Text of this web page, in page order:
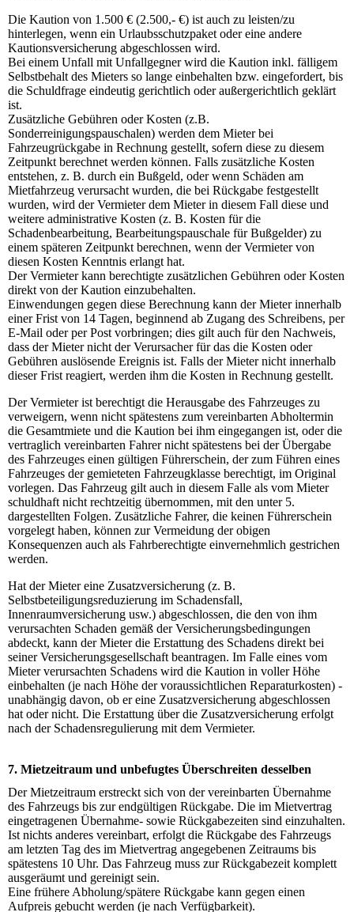
Die Kaution von 1.500 € (2.500,- €) ist auch zu leisten/zu
hinterlegen, wenn ein Urlaubsschutzpaket oder eine andere
Kautionsversicherung abgeschlossen wird.
Bei einem Unfall mit Unfallgegner wird die Kaution inkl. fälligem
Selbstbehalt des Mieters so lange einbehalten bzw. eingefordert, bis
die Schuldfrage eindeutig gerichtlich oder außergerichtlich geklärt
ist.
Zusätzliche Gebühren oder Kosten (z.B.
Sonderreinigungspauschalen) werden dem Mieter bei
Fahrzeugrückgabe in Rechnung gestellt, sofern diese zu diesem
Zeitpunkt berechnet werden können. Falls zusätzliche Kosten
entstehen, z. B. durch ein Bußgeld, oder wenn Schäden am
Mietfahrzeug verursacht wurden, die bei Rückgabe festgestellt
wurden, wird der Vermieter dem Mieter in diesem Fall diese und
weitere administrative Kosten (z. B. Kosten für die
Schadenbearbeitung, Bearbeitungspauschale für Bußgelder) zu
einem späteren Zeitpunkt berechnen, wenn der Vermieter von
diesen Kosten Kenntnis erlangt hat.
Der Vermieter kann berechtigte zusätzlichen Gebühren oder Kosten
direkt von der Kaution einzubehalten.
Einwendungen gegen diese Berechnung kann der Mieter innerhalb
einer Frist von 14 Tagen, beginnend ab Zugang des Schreibens, per
E-Mail oder per Post vorbringen; dies gilt auch für den Nachweis,
dass der Mieter nicht der Verursacher für das die Kosten oder
Gebühren auslösende Ereignis ist. Falls der Mieter nicht innerhalb
dieser Frist reagiert, werden ihm die Kosten in Rechnung gestellt.
Der Vermieter ist berechtigt die Herausgabe des Fahrzeuges zu
verweigern, wenn nicht spätestens zum vereinbarten Abholtermin
die Gesamtmiete und die Kaution bei ihm eingegangen ist, oder die
vertraglich vereinbarten Fahrer nicht spätestens bei der Übergabe
des Fahrzeuges einen gültigen Führerschein, der zum Führen eines
Fahrzeuges der gemieteten Fahrzeugklasse berechtigt, im Original
vorlegen. Das Fahrzeug gilt auch in diesem Falle als vom Mieter
schuldhaft nicht rechtzeitig übernommen, mit den unter 5.
dargestellten Folgen. Zusätzliche Fahrer, die keinen Führerschein
vorgelegt haben, können zur Vermeidung der obigen
Konsequenzen auch als Fahrberechtigte einvernehmlich gestrichen
werden.
Hat der Mieter eine Zusatzversicherung (z. B.
Selbstbeteiligungsreduzierung im Schadensfall,
Innenraumversicherung usw.) abgeschlossen, die den von ihm
verursachten Schaden gemäß der Versicherungsbedingungen
abdeckt, kann der Mieter die Erstattung des Schadens direkt bei
seiner Versicherungsgesellschaft beantragen. Im Falle eines vom
Mieter verursachten Schadens wird die Kaution in voller Höhe
einbehalten (je nach Höhe der voraussichtlichen Reparaturkosten) -
unabhängig davon, ob er eine Zusatzversicherung abgeschlossen
hat oder nicht. Die Erstattung über die Zusatzversicherung erfolgt
nach der Schadensregulierung mit dem Vermieter.
7. Mietzeitraum und unbefugtes Überschreiten desselben
Der Mietzeitraum erstreckt sich von der vereinbarten Übernahme
des Fahrzeugs bis zur endgültigen Rückgabe. Die im Mietvertrag
eingetragenen Übernahme- sowie Rückgabezeiten sind einzuhalten.
Ist nichts anderes vereinbart, erfolgt die Rückgabe des Fahrzeugs
am letzten Tag des im Mietvertrag angegebenen Zeitraums bis
spätestens 10 Uhr. Das Fahrzeug muss zur Rückgabezeit komplett
ausgeräumt und gereinigt sein.
Eine frühere Abholung/spätere Rückgabe kann gegen einen
Aufpreis gebucht werden (je nach Verfügbarkeit).